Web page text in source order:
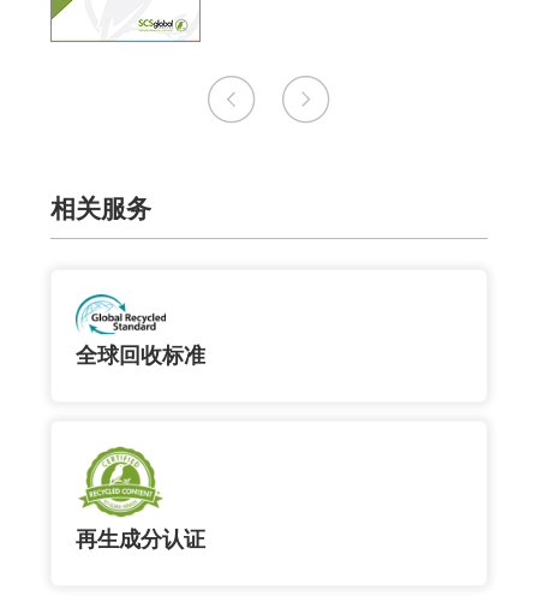
相关服务
全球回收标准
再生成分认证